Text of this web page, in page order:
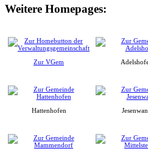
Weitere Homepages:
Zur VGem
Hattenhofen